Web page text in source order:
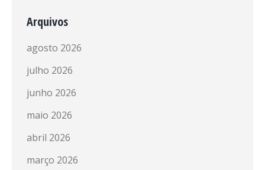
Arquivos
agosto 2026
julho 2026
junho 2026
maio 2026
abril 2026
março 2026